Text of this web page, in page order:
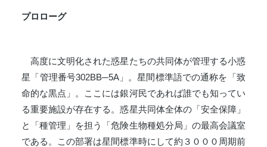
プロローグ
高度に文明化された惑星たちの共同体が管理する小惑
星「管理番号302BB─5A」。星間標準語での通称を「致
命的な黒点」。ここには銀河民であれば誰でも知ってい
る重要施設が存在する。惑星共同体全体の「安全保障」
と「種管理」を担う「危険生物種処分局」の最高会議室
である。この部署は星間標準時にして約３０００周期前